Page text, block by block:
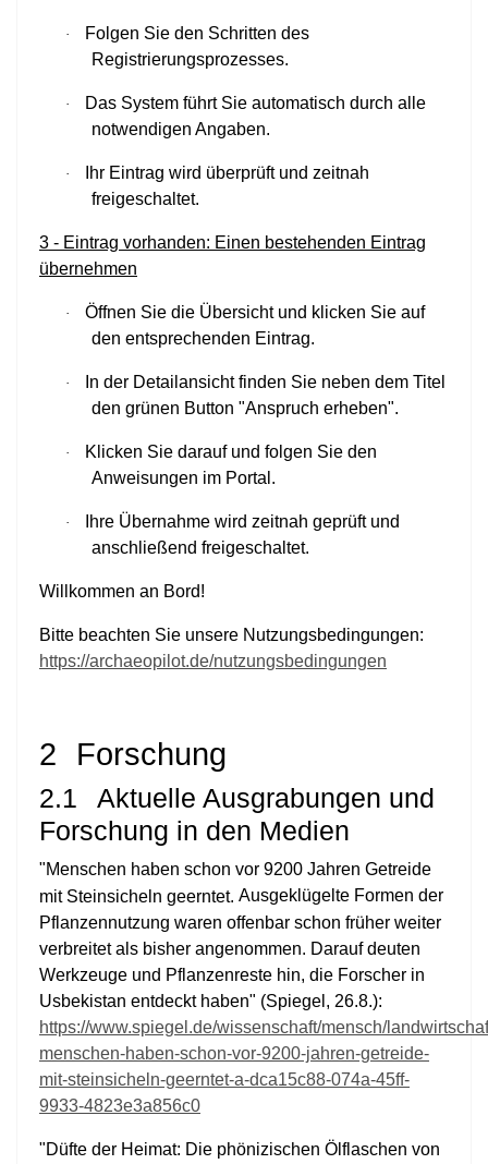
·
Folgen Sie den Schritten des
Registrierungsprozesses.
·
Das System führt Sie automatisch durch alle
notwendigen Angaben.
·
Ihr Eintrag wird überprüft und zeitnah
freigeschaltet.
3 - Eintrag vorhanden: Einen bestehenden Eintrag
übernehmen
·
Öffnen Sie die Übersicht und klicken Sie auf
den entsprechenden Eintrag.
·
In der Detailansicht finden Sie neben dem Titel
den grünen Button "Anspruch erheben".
·
Klicken Sie darauf und folgen Sie den
Anweisungen im Portal.
·
Ihre Übernahme wird zeitnah geprüft und
anschließend freigeschaltet.
Willkommen an Bord!
Bitte beachten Sie unsere Nutzungsbedingungen:
https://archaeopilot.de/nutzungsbedingungen
2 Forschung
2.1
Aktuelle Ausgrabungen und
Forschung in den Medien
"Menschen haben schon vor 9200 Jahren Getreide
mit Steinsicheln geerntet. Ausgeklügelte Formen der
Pflanzennutzung waren offenbar schon früher weiter
verbreitet als bisher angenommen. Darauf deuten
Werkzeuge und Pflanzenreste hin, die Forscher in
Usbekistan entdeckt haben" (Spiegel, 26.8.):
https://www.spiegel.de/wissenschaft/mensch/
menschen-haben-schon-vor-9200-jahren-getreide-
mit-steinsicheln-geerntet-a-dca15c88-074a-45ff-
9933-4823e3a856c0
"Düfte der Heimat: Die phönizischen Ölflaschen von